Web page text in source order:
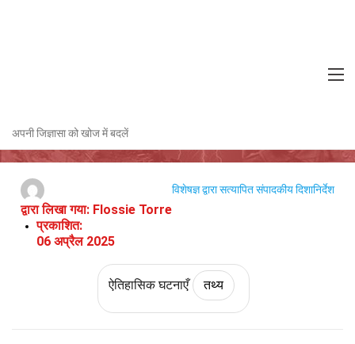
अपनी जिज्ञासा को खोज में बदलें
कैम्प डेविड समझौते के बारे में 39 तथ्य
द्वारा लिखा गया: Flossie Torre
प्रकाशित:
06 अप्रैल 2025
विशेषज्ञ द्वारा सत्यापितसंपादकीय दिशानिर्देश
ऐतिहासिक घटनाएँ तथ्य